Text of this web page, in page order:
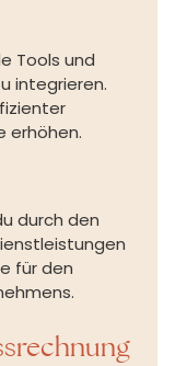
Tools und
integrieren.
erhöhen.
durch den
für den